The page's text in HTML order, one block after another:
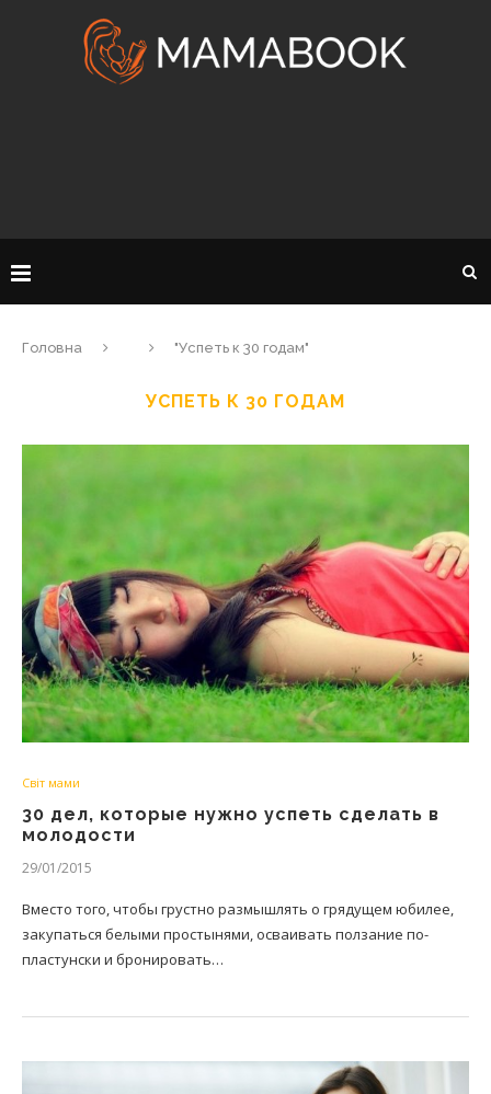
Головна "Успеть к 30 годам"
УСПЕТЬ К 30 ГОДАМ
Світ мами
30 дел, которые нужно успеть сделать в
молодости
29/01/2015
Вместо того, чтобы грустно размышлять о грядущем юбилее,
закупаться белыми простынями, осваивать ползание по-
пластунски и бронировать…